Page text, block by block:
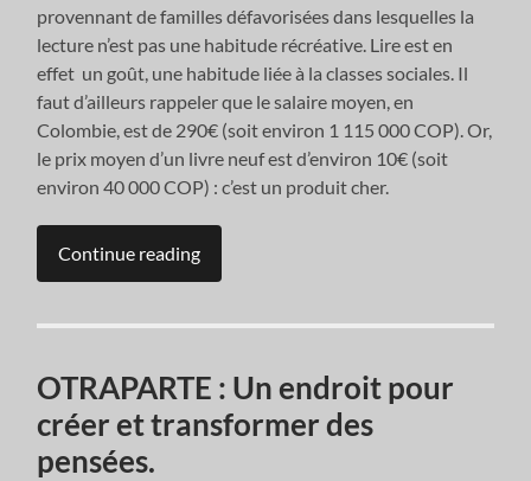
provennant de familles défavorisées dans lesquelles la
lecture n’est pas une habitude récréative. Lire est en
effet un goût, une habitude liée à la classes sociales. Il
faut d’ailleurs rappeler que le salaire moyen, en
Colombie, est de 290€ (soit environ 1 115 000 COP). Or,
le prix moyen d’un livre neuf est d’environ 10€ (soit
environ 40 000 COP) : c’est un produit cher.
Continue reading
OTRAPARTE : Un endroit pour
créer et transformer des
pensées.